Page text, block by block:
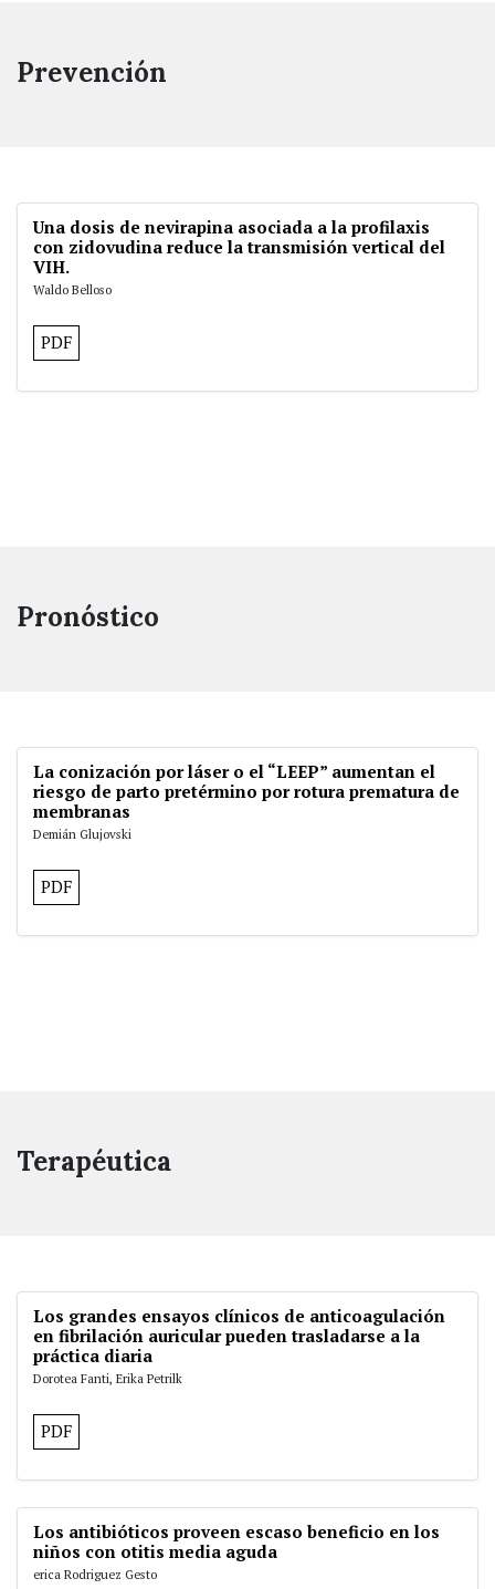
Prevención
Una dosis de nevirapina asociada a la profilaxis
con zidovudina reduce la transmisión vertical del
VIH.
Waldo Belloso
PDF
Pronóstico
La conización por láser o el “LEEP” aumentan el
riesgo de parto pretérmino por rotura prematura de
membranas
Demián Glujovski
PDF
Terapéutica
Los grandes ensayos clínicos de anticoagulación
en fibrilación auricular pueden trasladarse a la
práctica diaria
Dorotea Fanti, Erika Petrilk
PDF
Los antibióticos proveen escaso beneficio en los
niños con otitis media aguda
erica Rodriguez Gesto